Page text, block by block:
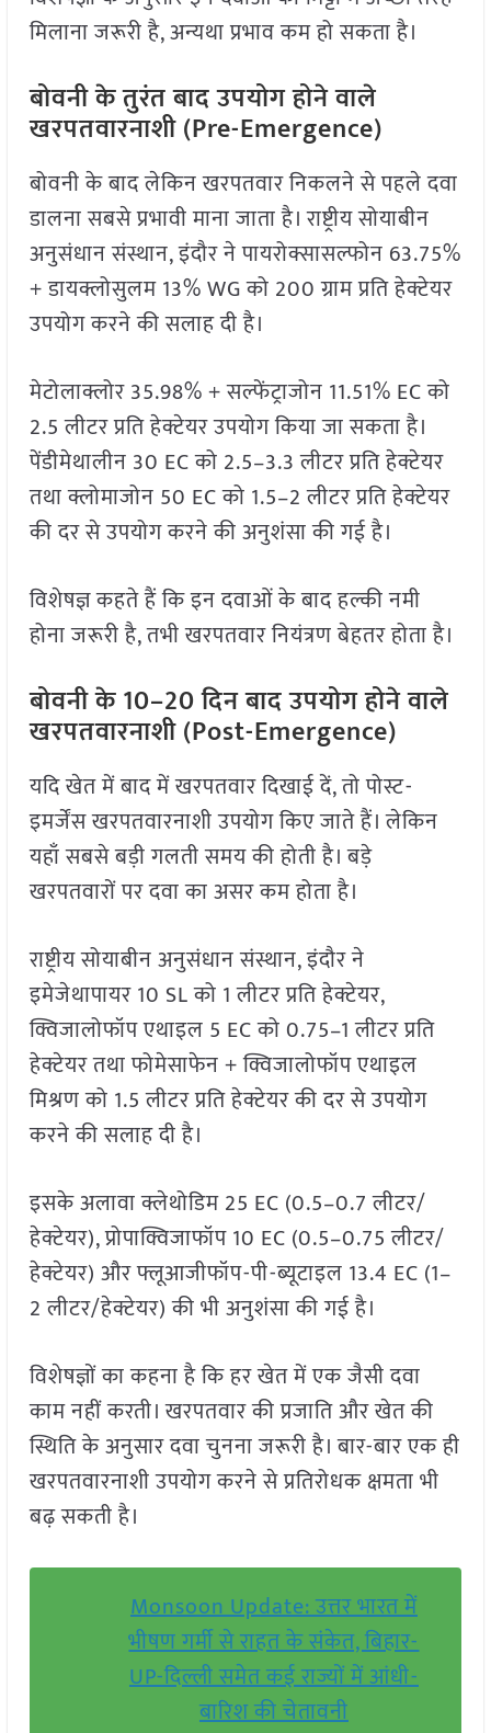
मिलाना जरूरी है, अन्यथा प्रभाव कम हो सकता है।
बोवनी के तुरंत बाद उपयोग होने वाले
खरपतवारनाशी (Pre-Emergence)
बोवनी के बाद लेकिन खरपतवार निकलने से पहले दवा
डालना सबसे प्रभावी माना जाता है। राष्ट्रीय सोयाबीन
अनुसंधान संस्थान, इंदौर ने पायरोक्सासल्फोन 63.75%
+ डायक्लोसुलम 13% WG को 200 ग्राम प्रति हेक्टेयर
उपयोग करने की सलाह दी है।
मेटोलाक्लोर 35.98% + सल्फेंट्राजोन 11.51% EC को
2.5 लीटर प्रति हेक्टेयर उपयोग किया जा सकता है।
पेंडीमेथालीन 30 EC को 2.5–3.3 लीटर प्रति हेक्टेयर
तथा क्लोमाजोन 50 EC को 1.5–2 लीटर प्रति हेक्टेयर
की दर से उपयोग करने की अनुशंसा की गई है।
विशेषज्ञ कहते हैं कि इन दवाओं के बाद हल्की नमी
होना जरूरी है, तभी खरपतवार नियंत्रण बेहतर होता है।
बोवनी के 10–20 दिन बाद उपयोग होने वाले
खरपतवारनाशी (Post-Emergence)
यदि खेत में बाद में खरपतवार दिखाई दें, तो पोस्ट-
इमर्जेंस खरपतवारनाशी उपयोग किए जाते हैं। लेकिन
यहाँ सबसे बड़ी गलती समय की होती है। बड़े
खरपतवारों पर दवा का असर कम होता है।
राष्ट्रीय सोयाबीन अनुसंधान संस्थान, इंदौर ने
इमेजेथापायर 10 SL को 1 लीटर प्रति हेक्टेयर,
क्विजालोफॉप एथाइल 5 EC को 0.75–1 लीटर प्रति
हेक्टेयर तथा फोमेसाफेन + क्विजालोफॉप एथाइल
मिश्रण को 1.5 लीटर प्रति हेक्टेयर की दर से उपयोग
करने की सलाह दी है।
इसके अलावा क्लेथोडिम 25 EC (0.5–0.7 लीटर/
हेक्टेयर), प्रोपाक्विजाफॉप 10 EC (0.5–0.75 लीटर/
हेक्टेयर) और फ्लूआजीफॉप-पी-ब्यूटाइल 13.4 EC (1–
2 लीटर/हेक्टेयर) की भी अनुशंसा की गई है।
विशेषज्ञों का कहना है कि हर खेत में एक जैसी दवा
काम नहीं करती। खरपतवार की प्रजाति और खेत की
स्थिति के अनुसार दवा चुनना जरूरी है। बार-बार एक ही
खरपतवारनाशी उपयोग करने से प्रतिरोधक क्षमता भी
बढ़ सकती है।
Monsoon Update: उत्तर भारत में
भीषण गर्मी से राहत के संकेत, बिहार-
UP-दिल्ली समेत कई राज्यों में आंधी-
बारिश की चेतावनी